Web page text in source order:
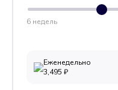
6 недель
Еженедельно
3,495 ₽